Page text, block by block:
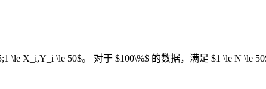
\le X_i,Y_i \le 50$。 对于 $100\%$ 的数据，满足 $1 \le N \le